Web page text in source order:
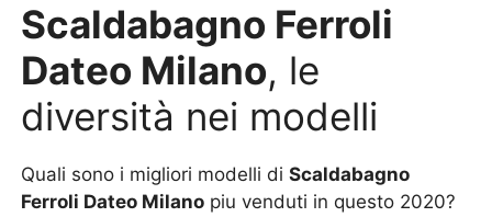
Scaldabagno Ferroli
Dateo Milano, le
diversità nei modelli
Quali sono i migliori modelli diScaldabagno
Ferroli Dateo Milano piu venduti in questo 2020?